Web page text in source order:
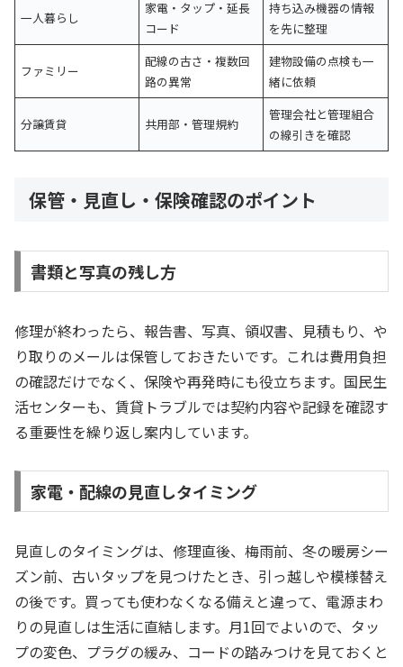
一人暮らし
家電・タップ・延長
コード
持ち込み機器の情報
を先に整理
ファミリー
配線の古さ・複数回
路の異常
建物設備の点検も一
緒に依頼
分譲賃貸 共用部・管理規約
管理会社と管理組合
の線引きを確認
保管・見直し・保険確認のポイント
書類と写真の残し方
修理が終わったら、報告書、写真、領収書、見積もり、や
り取りのメールは保管しておきたいです。これは費用負担
の確認だけでなく、保険や再発時にも役立ちます。国民生
活センターも、賃貸トラブルでは契約内容や記録を確認す
る重要性を繰り返し案内しています。
家電・配線の見直しタイミング
見直しのタイミングは、修理直後、梅雨前、冬の暖房シー
ズン前、古いタップを見つけたとき、引っ越しや模様替え
の後です。買っても使わなくなる備えと違って、電源まわ
りの見直しは生活に直結します。月1回でよいので、タッ
プの変色、プラグの緩み、コードの踏みつけを見ておくと